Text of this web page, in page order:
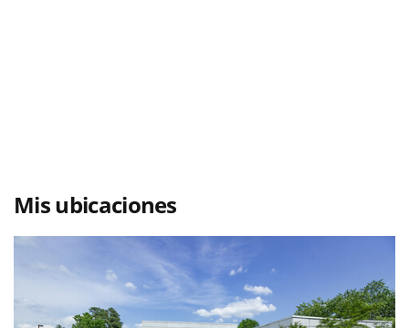
Mis ubicaciones